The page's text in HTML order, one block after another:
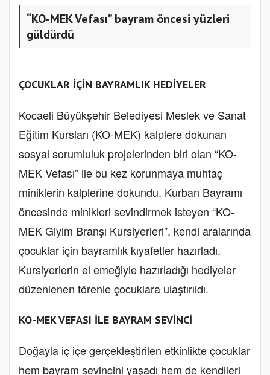
“KO-MEK Vefası” bayram öncesi yüzleri
güldürdü
ÇOCUKLAR İÇİN BAYRAMLIK HEDİYELER
Kocaeli Büyükşehir Belediyesi Meslek ve Sanat
Eğitim Kursları (KO-MEK) kalplere dokunan
sosyal sorumluluk projelerinden biri olan “KO-
MEK Vefası” ile bu kez korunmaya muhtaç
miniklerin kalplerine dokundu. Kurban Bayramı
öncesinde minikleri sevindirmek isteyen “KO-
MEK Giyim Branşı Kursiyerleri”, kendi aralarında
çocuklar için bayramlık kıyafetler hazırladı.
Kursiyerlerin el emeğiyle hazırladığı hediyeler
düzenlenen törenle çocuklara ulaştırıldı.
KO-MEK VEFASI İLE BAYRAM SEVİNCİ
Doğayla iç içe gerçekleştirilen etkinlikte çocuklar
hem bayram sevincini yaşadı hem de kendileri